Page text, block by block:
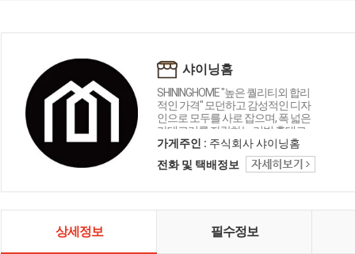
샤이닝홈
SHININGHOME "높은 퀄리티외 합리
적인 가격" 모던하고 감성적인 디자
인으로 모두를 사로 잡으며, 폭 넓은
카테고리를 자랑하는 리빙 홈데코
인테리어 샤이닝홈입니다.
가게주인 : 주식회사 샤이닝홈
전화 및 택배정보
상세정보 필수정보